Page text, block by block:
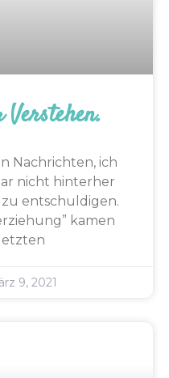
Nachrichten, ich
nicht hinterher
entschuldigen.
kamen
9, 2021